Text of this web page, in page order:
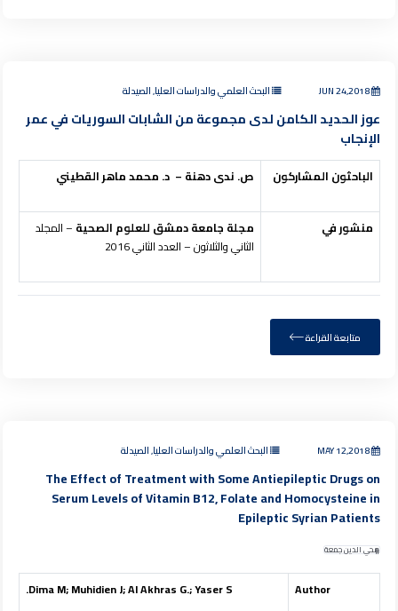
JUN 24,2018 البحث العلمي والدراسات العليا, الصيدلة
عوز الحديد الكامن لدى مجموعة من الشابات السوريات في عمر
الإنجاب
الباحثون المشاركون ص. ندى دهنة – د. محمد ماهر القطيني
منشور في مجلة جامعة دمشق للعلوم الصحية – المجلد
الثاني والثلاثون – العدد الثاني 2016
متابعة القراءة
MAY 12,2018 البحث العلمي والدراسات العليا, الصيدلة
The Effect of Treatment with Some Antiepileptic Drugs on
Serum Levels of Vitamin B12, Folate and Homocysteine in
Epileptic Syrian Patients
محي الدين جمعة
Author
Dima M; Muhidien J; Al Akhras G.; Yaser S.